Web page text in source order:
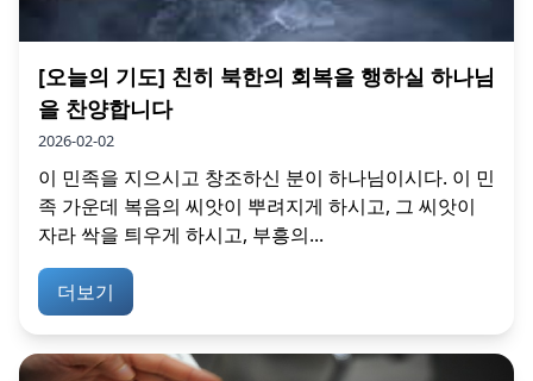
[오늘의 기도] 친히 북한의 회복을 행하실 하나님
을 찬양합니다
2026-02-02
이 민족을 지으시고 창조하신 분이 하나님이시다. 이 민
족 가운데 복음의 씨앗이 뿌려지게 하시고, 그 씨앗이
자라 싹을 틔우게 하시고, 부흥의...
더보기